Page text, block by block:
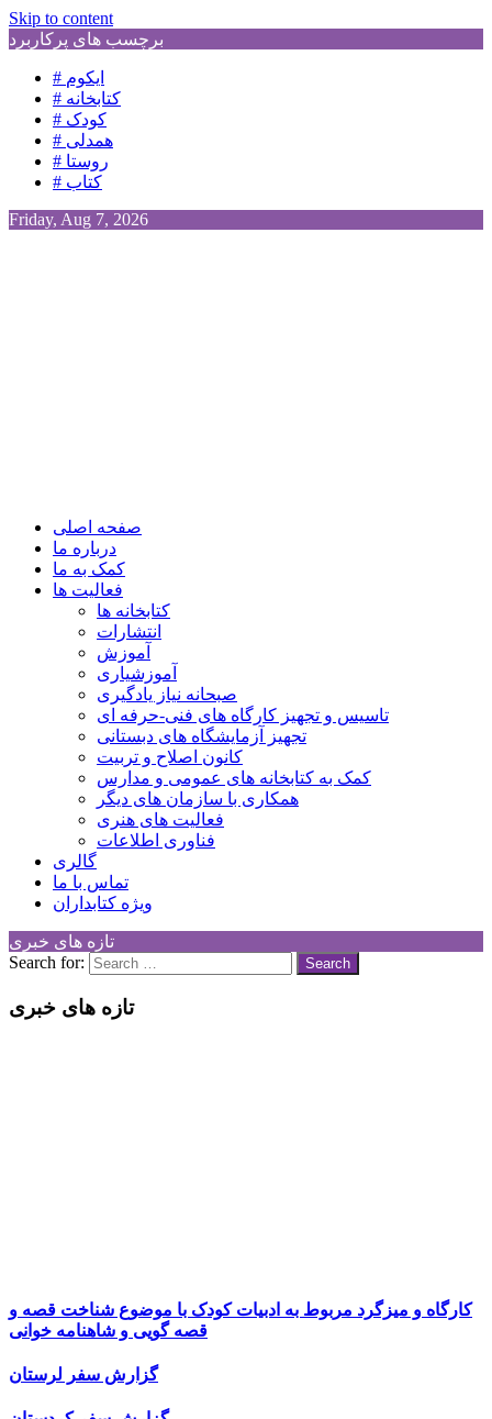
Skip to content
برچسب های پرکاربرد
# ایکوم
# کتابخانه
# کودک
# همدلی
# روستا
# کتاب
Friday, Aug 7, 2026
Children Cultural Development Center
صفحه اصلی
درباره ما
کمک به ما
فعالیت ها
کتابخانه ها
انتشارات
آموزش
آموزشیاری
صبحانه نیاز یادگیری
تاسیس و تجهیز کارگاه های فنی-حرفه ای
تجهیز آزمایشگاه های دبستانی
کانون اصلاح و تربیت
کمک به کتابخانه های عمومی و مدارس
همکاری با سازمان های دیگر
فعالیت های هنری
فناوری اطلاعات
گالری
تماس با ما
ویژه کتابداران
تازه های خبری
Search for:
تازه های خبری
کارگاه و میزگرد مربوط به ادبیات کودک با موضوع شناخت قصه و
قصه گویی و شاهنامه خوانی
گزارش سفر لرستان